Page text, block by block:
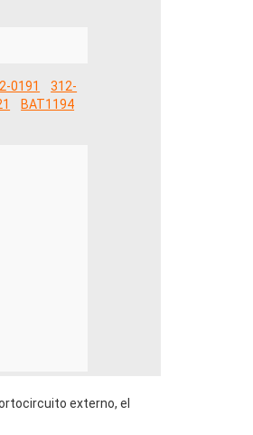
0191
312-
BAT1194
externo, el